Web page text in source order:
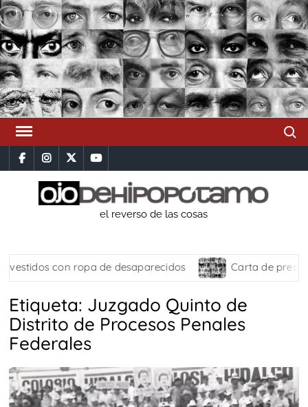
Saltar
al
contenido
facebookinstagram
x youtube
el reverso de las cosas
con ropa de desaparecidos Carta de
Etiqueta: Juzgado Quinto de
Distrito de Procesos Penales
Federales